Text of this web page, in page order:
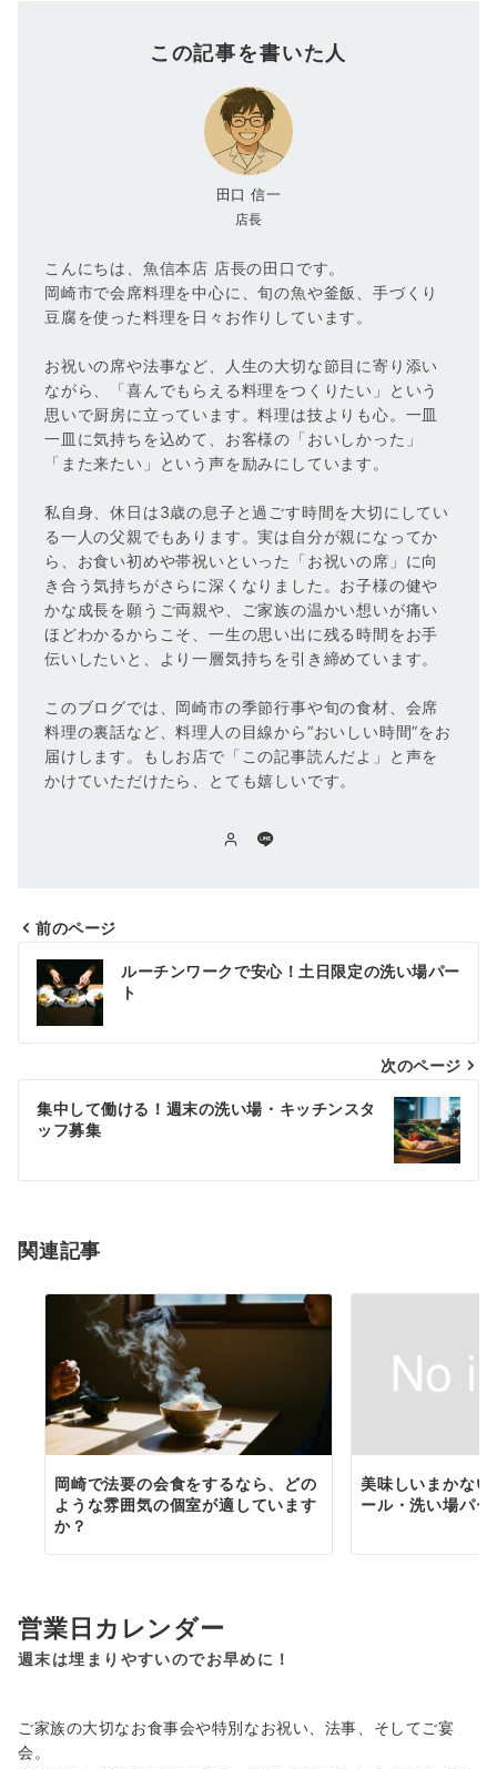
この記事を書いた人
田口 信一
店長
こんにちは、魚信本店 店長の田口です。
岡崎市で会席料理を中心に、旬の魚や釜飯、手づくり
豆腐を使った料理を日々お作りしています。
お祝いの席や法事など、人生の大切な節目に寄り添い
ながら、「喜んでもらえる料理をつくりたい」という
思いで厨房に立っています。料理は技よりも心。一皿
一皿に気持ちを込めて、お客様の「おいしかった」
「また来たい」という声を励みにしています。
私自身、休日は3歳の息子と過ごす時間を大切にしてい
る一人の父親でもあります。実は自分が親になってか
ら、お食い初めや帯祝いといった「お祝いの席」に向
き合う気持ちがさらに深くなりました。お子様の健や
かな成長を願うご両親や、ご家族の温かい想いが痛い
ほどわかるからこそ、一生の思い出に残る時間をお手
伝いしたいと、より一層気持ちを引き締めています。
このブログでは、岡崎市の季節行事や旬の食材、会席
料理の裏話など、料理人の目線から“おいしい時間”をお
届けします。もしお店で「この記事読んだよ」と声を
かけていただけたら、とても嬉しいです。
投
稿
ナ
ビ
ゲ
シ
ン
前のページ
ルーチンワークで安心！土日限定の洗い場パー
ト
次のページ
集中して働ける！週末の洗い場・キッチンスタ
ッフ募集
関連記事
岡崎で法要の会食をするなら、どの
ような雰囲気の個室が適しています
か？
美味しいまかな
ール・洗い場パー
営業日カレンダー
週末は埋まりやすいのでお早めに！
ご家族の大切なお食事会や特別なお祝い、法事、そしてご宴
会。